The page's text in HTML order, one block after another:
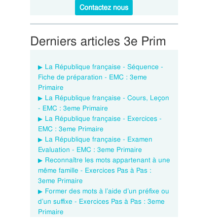
Contactez nous
Derniers articles 3e Prim
La République française - Séquence -
Fiche de préparation - EMC : 3eme
Primaire
La République française - Cours, Leçon
- EMC : 3eme Primaire
La République française - Exercices -
EMC : 3eme Primaire
La République française - Examen
Evaluation - EMC : 3eme Primaire
Reconnaître les mots appartenant à une
même famille - Exercices Pas à Pas :
3eme Primaire
Former des mots à l’aide d’un préfixe ou
d’un suffixe - Exercices Pas à Pas : 3eme
Primaire